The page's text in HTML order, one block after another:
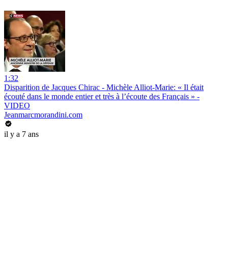
1:32
Disparition de Jacques Chirac - Michèle Alliot-Marie: « Il était
écouté dans le monde entier et très à l’écoute des Français » -
VIDEO
Jeanmarcmorandini.com
il y a 7 ans